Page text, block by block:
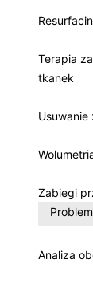
Terapia
tkanek
Usuwanie
Zabiegi
Analiza